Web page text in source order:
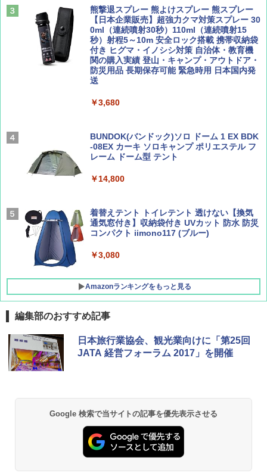
￥1,540
Coyote No.89 特集 星野道夫 夢見る旅
AIRLINE（エアライン）2026年9月号【特
集】ボーイング110周年を祝して！
￥1,760
球の歩き方A ヨーロッパ
￥2,479
地球の歩き方 スター・ウォーズ
A26 地球の歩き方 チェコ ポーランド スロヴ
ァキア 2026～2027 地球の歩き方A ヨーロッ
￥4,980
ENDLESS BASE 《めざましテレビで紹介》
テント ワンタッチ RENEW 幅200 2-3人用 43
500002(88859)
￥5,999
ーティング フルクローズ メッシュ 3-4人用
簡単設置 ポップアップテント エクルベージ
ュ(BC仕様) PATC-150B(EB)
￥9,990
[キャンパーズコレクション 山善] 傘みたいに
広げるだけ パッとサッとテント キューブワ
イド ブラックコーティング フルクローズ メ
ATCW-150B エクルベージュ
熊撃退スプレー 熊よけスプレー 熊スプレー
【日本企業販売】超強力クマ対策スプレー 30
0ml（連続噴射30秒）110ml（連続噴射15
秒）射程5～10m 安全ロック搭載 携帯収納袋
付き ヒグマ・イノシシ対策 自治体・教育機
関の購入実績 登山・キャンプ・アウトドア・
防災用品 長期保存可能 緊急時用 日本国内発
送
￥3,680
BUNDOK(バンドック)ソロ ドーム 1 EX BDK
-08EX カーキ ソロキャンプ ポリエステル フ
レーム ドーム型 テント
￥14,800
着替えテント トイレテント 透けない【換気
通気窓付き】収納袋付き UVカット 防水 防災
コンパクト iimono117 (ブルー)
￥3,080
Amazonランキングをもっと見る
編集部のおすすめ記事
日本旅行業協会、観光業向けに「第25回
JATA 経営フォーラム 2017」を開催
Google 検索で当サイトの記事を優先表示させる